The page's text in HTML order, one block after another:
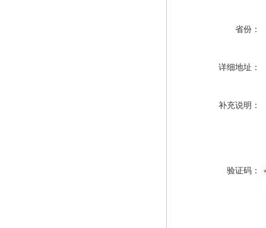
省份：
详细地址：
补充说明：
验证码：